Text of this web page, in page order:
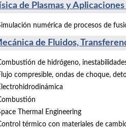
de Plasmas y
numérica de procesos de
de Fluidos,
de hidrógeno,
compresible, ondas de choque,
Thermal Engineering
térmico con materiales de